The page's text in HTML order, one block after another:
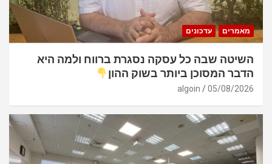
מאמרים עדכונים
השיטה שבה כל עסקה נסגרת ברווח ולמה היא
הדבר המסוכן ביותר בשוק ההון
05/08/2026
algoin